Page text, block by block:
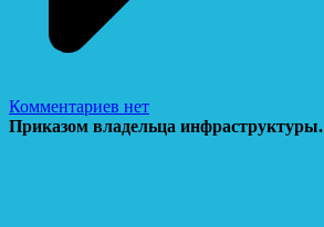
Комментариев нет
Приказом владельца инфраструктуры.